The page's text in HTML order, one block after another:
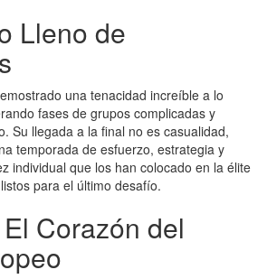
Lleno de
una tenacidad increíble a lo
fases de grupos complicadas y
Su llegada a la final no es casualidad,
temporada de esfuerzo, estrategia y
individual que los han colocado en la élite
para el último desafío.
Corazón del